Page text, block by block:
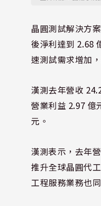
晶圓測試解決方
後淨利達到 2.68
速測試需求增加
漢測去年營收
營業利益 2.97 億
元。
漢測表示，去年
推升全球晶圓代
工程服務業務也